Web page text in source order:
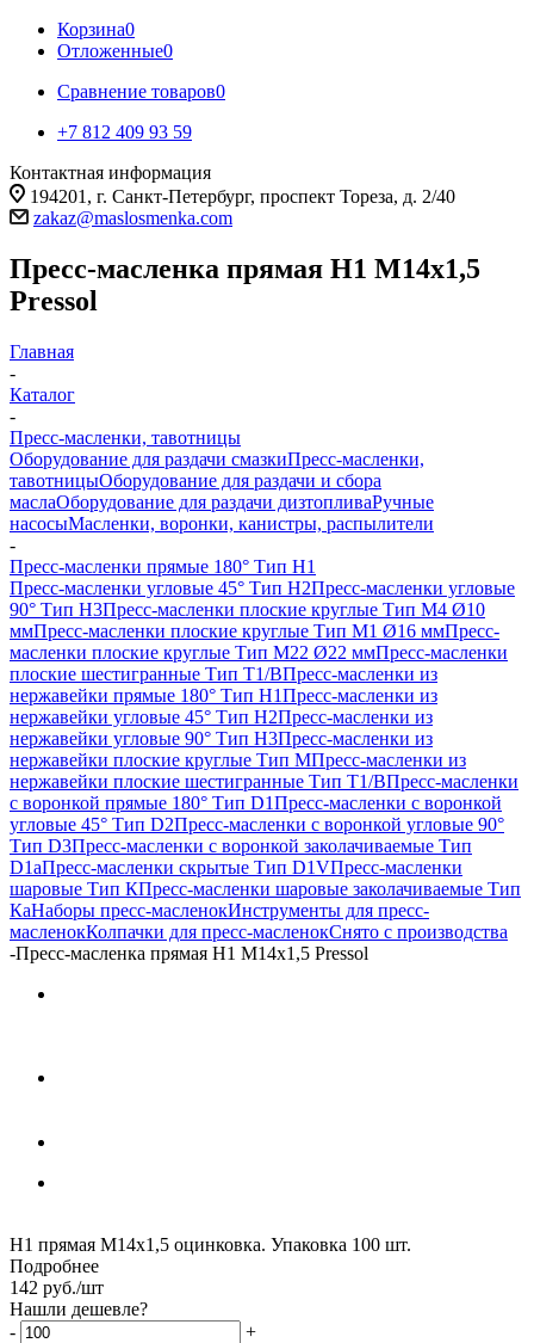
Корзина0
Отложенные0
Сравнение товаров0
+7 812 409 93 59
Контактная информация
194201, г. Санкт-Петербург, проспект Тореза, д. 2/40
zakaz@maslosmenka.com
Пресс-масленка прямая H1 M14x1,5
Pressol
Главная
-
Каталог
-
Пресс-масленки, тавотницы
Оборудование для раздачи смазкиПресс-масленки,
тавотницыОборудование для раздачи и сбора
маслаОборудование для раздачи дизтопливаРучные
насосыМасленки, воронки, канистры, распылители
-
Пресс-масленки прямые 180° Тип H1
Пресс-масленки угловые 45° Тип H2Пресс-масленки угловые
90° Тип H3Пресс-масленки плоские круглые Тип M4 Ø10
ммПресс-масленки плоские круглые Тип M1 Ø16 ммПресс-
масленки плоские круглые Тип M22 Ø22 ммПресс-масленки
плоские шестигранные Тип T1/BПресс-масленки из
нержавейки прямые 180° Тип H1Пресс-масленки из
нержавейки угловые 45° Тип H2Пресс-масленки из
нержавейки угловые 90° Тип H3Пресс-масленки из
нержавейки плоские круглые Тип MПресс-масленки из
нержавейки плоские шестигранные Тип T1/BПресс-масленки
с воронкой прямые 180° Тип D1Пресс-масленки с воронкой
угловые 45° Тип D2Пресс-масленки с воронкой угловые 90°
Тип D3Пресс-масленки с воронкой заколачиваемые Тип
D1aПресс-масленки скрытые Тип D1VПресс-масленки
шаровые Тип КПресс-масленки шаровые заколачиваемые Тип
КaНаборы пресс-масленокИнструменты для пресс-
масленокКолпачки для пресс-масленокСнято с производства
-Пресс-масленка прямая H1 M14x1,5 Pressol
Н1 прямая М14х1,5 оцинковка. Упаковка 100 шт.
Подробнее
142 руб./шт
Нашли дешевле?
-
+